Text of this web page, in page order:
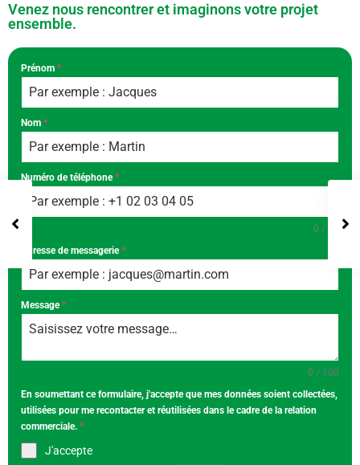
Venez nous rencontrer et imaginons votre projet
ensemble.
Prénom *
Nom *
Numéro de téléphone*
0 / 10
Adresse de messagerie*
Message*
0 / 100
En soumettant ce formulaire, j'accepte que mes données soient collectées,
utilisées pour me recontacter et réutilisées dans le cadre de la relation
commerciale. *
J'accepte